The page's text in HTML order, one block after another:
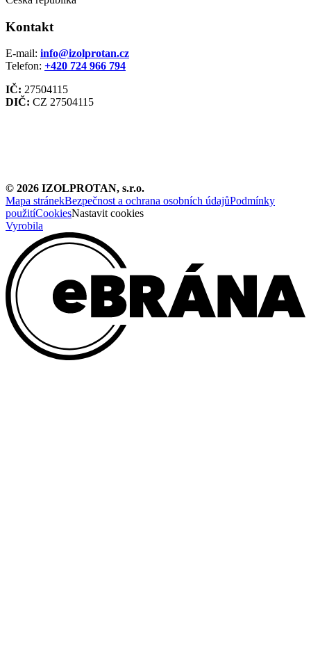
Kontakt
E-mail: info@izolprotan.cz
Telefon: +420 724 966 794
IČ: 27504115
DIČ: CZ 27504115
© 2026 IZOLPROTAN, s.r.o.
Mapa stránekBezpečnost a ochrana osobních údajůPodmínky
použitíCookiesNastavit cookies
Vyrobila